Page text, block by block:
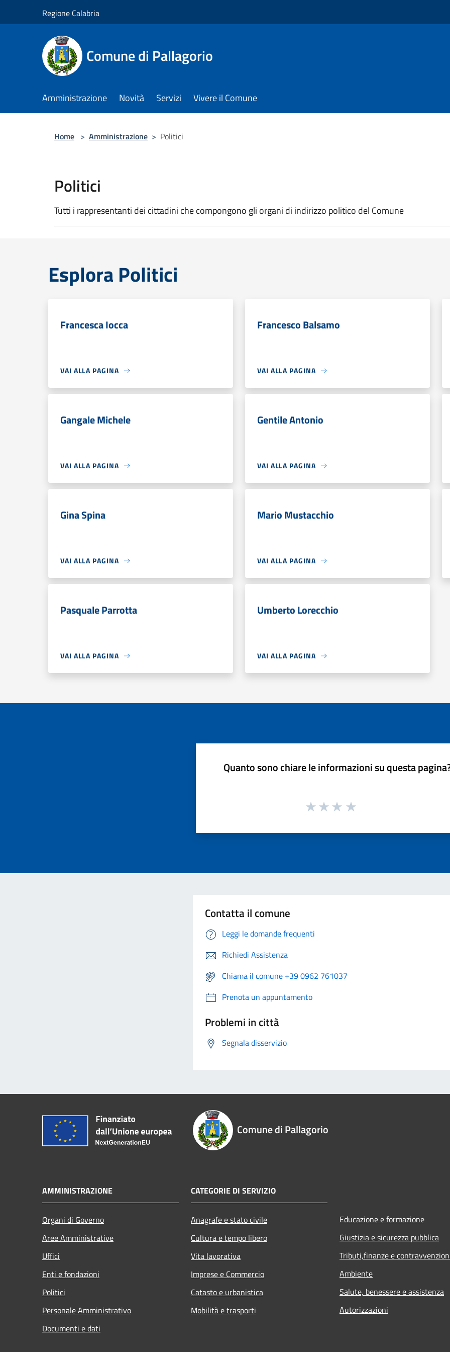
Regione Calabria
Comune di Pallagorio
Amministrazione Novità Servizi Vivere il Comune
Home > Amministrazione > Politici
Politici
Tutti i rappresentanti dei cittadini che compongono gli organi di indirizzo politico del Comune
Esplora Politici
Francesca Iocca
VAI ALLA PAGINA
Francesco Balsamo
VAI ALLA PAGINA
Gangale Michele
VAI ALLA PAGINA
Gentile Antonio
VAI ALLA PAGINA
Gina Spina
VAI ALLA PAGINA
Mario Mustacchio
VAI ALLA PAGINA
Pasquale Parrotta
VAI ALLA PAGINA
Umberto Lorecchio
VAI ALLA PAGINA
Quanto sono chiare le informazioni su questa
Contatta il comune
Leggi le domande frequenti
Richiedi Assistenza
Chiama il comune +39 0962 761037
Prenota un appuntamento
Problemi in città
Segnala disservizio
Comune di Pallagorio
AMMINISTRAZIONE
Organi di Governo
Aree Amministrative
Uffici
Enti e fondazioni
Politici
Personale Amministrativo
Documenti e dati
CATEGORIE DI SERVIZIO
Anagrafe e stato civile
Cultura e tempo libero
Vita lavorativa
Imprese e Commercio
Catasto e urbanistica
Mobilità e trasporti
Educazione e formazione
Giustizia e sicurezza pubblica
Tributi,finanze e
Ambiente
Salute, benessere e assistenza
Autorizzazioni